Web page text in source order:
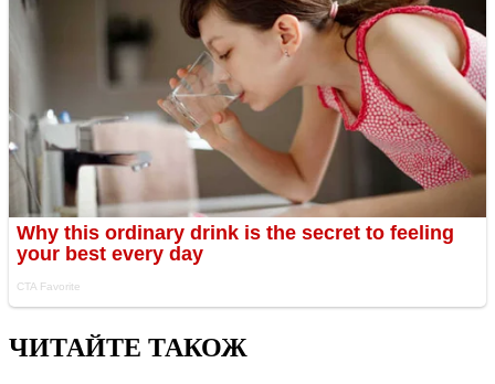
ЧИТАЙТЕ ТАКОЖ